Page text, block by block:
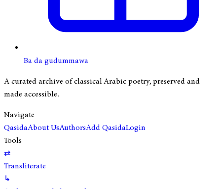
Ba da gudummawa
A curated archive of classical Arabic poetry, preserved and
made accessible.
Navigate
QasidaAbout UsAuthorsAdd QasidaLogin
Tools
⇄
Transliterate
↳